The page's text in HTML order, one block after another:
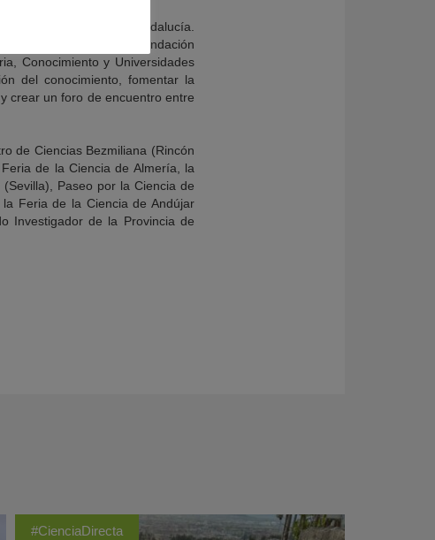
y la Innovación de Andalucía.
la iniciativa de la Fundación
Conocimiento y Universidades
del conocimiento, fomentar la
crear un foro de encuentro entre
de Ciencias Bezmiliana (Rincón
de la Ciencia de Almería, la
Paseo por la Ciencia de
Feria de la Ciencia de Andújar
Investigador de la Provincia de
#CienciaDirecta